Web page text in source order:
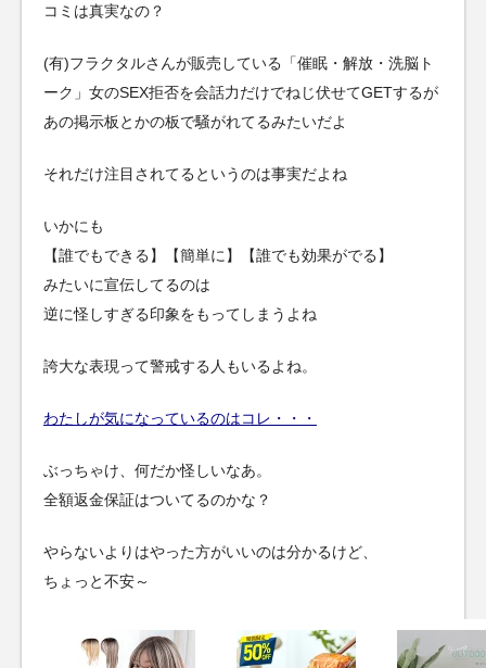
コミは真実なの？
(有)フラクタルさんが販売している「催眠・解放・洗脳ト
ーク」女のSEX拒否を会話力だけでねじ伏せてGETするが
あの掲示板とかの板で騒がれてるみたいだよ
それだけ注目されてるというのは事実だよね
いかにも
【誰でもできる】【簡単に】【誰でも効果がでる】
みたいに宣伝してるのは
逆に怪しすぎる印象をもってしまうよね
誇大な表現って警戒する人もいるよね。
わたしが気になっているのはコレ・・・
ぶっちゃけ、何だか怪しいなあ。
全額返金保証はついてるのかな？
やらないよりはやった方がいいのは分かるけど、
ちょっと不安～